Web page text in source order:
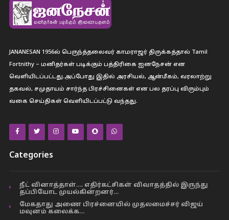
JANANESAN 1956ல் பெருந்த்தலைவர் காமராஜர் திருக்கத்தால் Tamil
Fortnithy – மனிதர்கள் படிக்கும் பத்திரிகை ஐனநேசன் என
வெளியிடப்பட்டது.அப்போது இதில் அரசியல், ஆன்மீகம், வரலாற்று
தகவல், சமுதாயம் சார்ந்த பிரச்சினைகள் என பல தரப்பு விரும்பும்
வகை செய்திகள் வெளியிடப்பட்டு வந்தது.
Categories
நீட் வினாத்தாள்…. எதிர்கட்சிகள் விவாதத்தில் இருந்து
தப்பியோட முயல்கின்றனர்…
மேகதாது அணை பிரச்னையில் முதலமைச்சர் விஜய்
மவுனம் கலைக்க…